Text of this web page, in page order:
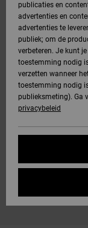
publicaties en
advertenties en
advertenties te
publiek; om de
verbeteren. Je kunt
toestemming nodig
verzetten wanneer
toestemming nodig
publieksmeting). Ga
privacybeleid